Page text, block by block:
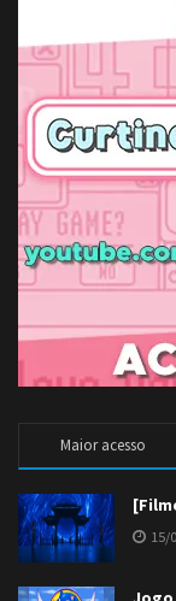
Maior acesso
15/